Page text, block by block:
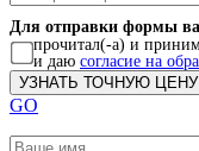
Для отправки формы
прочитал(-а) и
и даю согласие на
GO